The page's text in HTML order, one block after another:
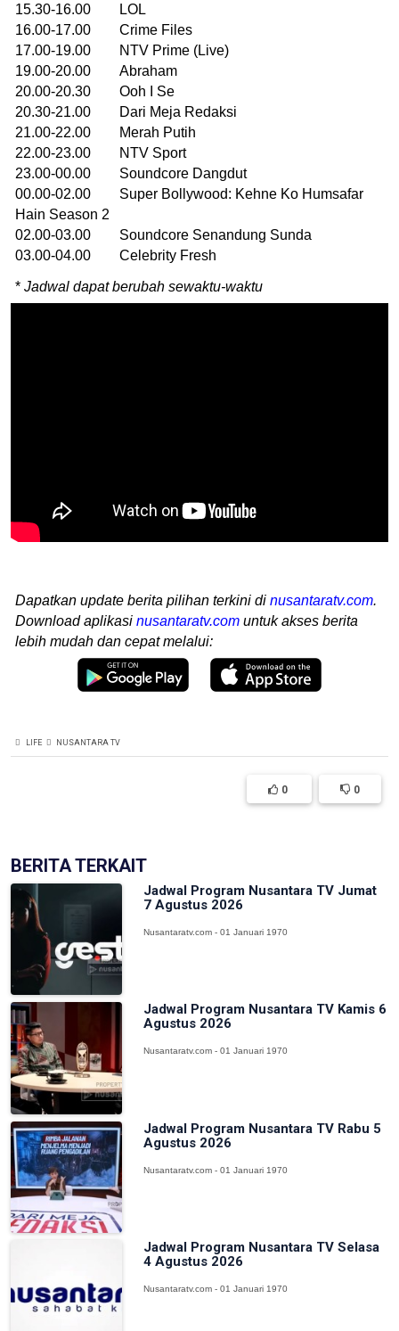
15.30-16.00 LOL
16.00-17.00 Crime Files
17.00-19.00 NTV Prime (Live)
19.00-20.00 Abraham
20.00-20.30 Ooh I Se
20.30-21.00 Dari Meja Redaksi
21.00-22.00 Merah Putih
22.00-23.00 NTV Sport
23.00-00.00 Soundcore Dangdut
00.00-02.00 Super Bollywood: Kehne Ko Humsafar
Hain Season 2
02.00-03.00 Soundcore Senandung Sunda
03.00-04.00 Celebrity Fresh
* Jadwal dapat berubah sewaktu-waktu
Dapatkan update berita pilihan terkini di nusantaratv.com.
Download aplikasi nusantaratv.com untuk akses berita
lebih mudah dan cepat melalui:
LIFE NUSANTARA TV
0 0
BERITA TERKAIT
Jadwal Program Nusantara TV Jumat
7 Agustus 2026
Nusantaratv.com - 01 Januari 1970
Jadwal Program Nusantara TV Kamis 6
Agustus 2026
Nusantaratv.com - 01 Januari 1970
Jadwal Program Nusantara TV Rabu 5
Agustus 2026
Nusantaratv.com - 01 Januari 1970
Jadwal Program Nusantara TV Selasa
4 Agustus 2026
Nusantaratv.com - 01 Januari 1970